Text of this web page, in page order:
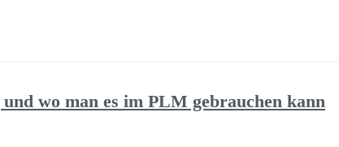
wo man es im PLM gebrauchen kann